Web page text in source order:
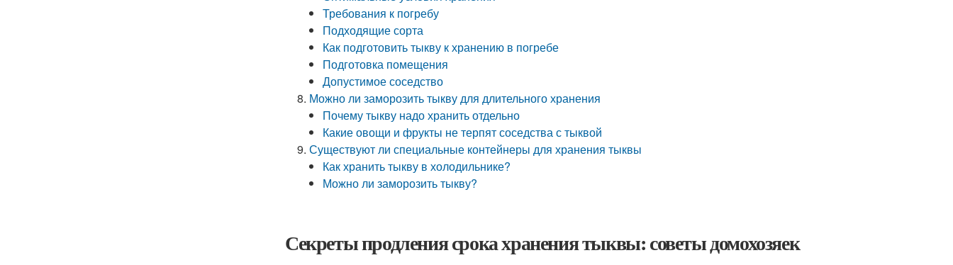
Требования к погребу
Подходящие сорта
Как подготовить тыкву к хранению в погребе
Подготовка помещения
Допустимое соседство
Можно ли заморозить тыкву для длительного хранения
Почему тыкву надо хранить отдельно
Какие овощи и фрукты не терпят соседства с тыквой
Существуют ли специальные контейнеры для хранения тыквы
Как хранить тыкву в холодильнике?
Можно ли заморозить тыкву?
Секреты продления срока хранения тыквы: советы домохозяек